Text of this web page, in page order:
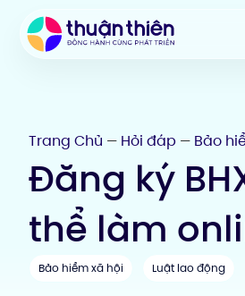
Trang Chủ — Hỏi đáp — Bảo
Đăng ký
thể làm
Bảo hiểm xã hội Luật lao động